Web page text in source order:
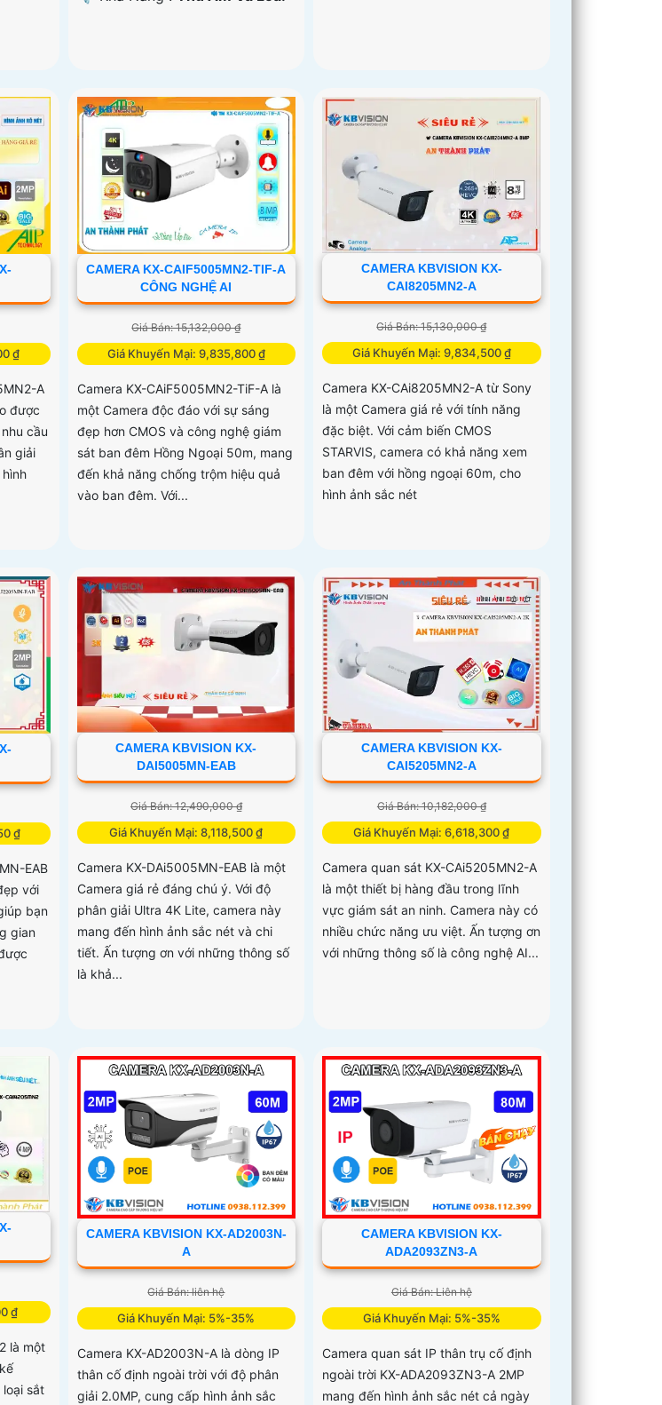
₫
A
được
cầu
giải
CAMERA KX-CAIF5005MN2-TIF-A
CÔNG NGHỆ AI
Giá Bán: 15,132,000 ₫
Giá Khuyến Mại: 9,835,800 ₫
Camera KX-CAiF5005MN2-TiF-A là
một Camera độc đáo với sự sáng
đẹp hơn CMOS và công nghệ giám
sát ban đêm Hồng Ngoại 50m, mang
đến khả năng chống trộm hiệu quả
vào ban đêm. Với...
CAMERA KBVISION KX-
CAI8205MN2-A
Giá Bán: 15,130,000 ₫
Giá Khuyến Mại: 9,834,500 ₫
Camera KX-CAi8205MN2-A từ Sony
là một Camera giá rẻ với tính năng
đặc biệt. Với cảm biến CMOS
STARVIS, camera có khả năng xem
ban đêm với hồng ngoại 60m, cho
hình ảnh sắc nét
₫
EAB
với
bạn
gian
CAMERA KBVISION KX-
DAI5005MN-EAB
Giá Bán: 12,490,000 ₫
Giá Khuyến Mại: 8,118,500 ₫
Camera KX-DAi5005MN-EAB là một
Camera giá rẻ đáng chú ý. Với độ
phân giải Ultra 4K Lite, camera này
mang đến hình ảnh sắc nét và chi
tiết. Ấn tượng ơn với những thông số
là khả...
CAMERA KBVISION KX-
CAI5205MN2-A
Giá Bán: 10,182,000 ₫
Giá Khuyến Mại: 6,618,300 ₫
Camera quan sát KX-CAi5205MN2-A
là một thiết bị hàng đầu trong lĩnh
vực giám sát an ninh. Camera này có
nhiều chức năng ưu việt. Ấn tượng ơn
với những thông số là công nghệ AI...
₫
là một
sắt
CAMERA KBVISION KX-AD2003N-
A
Giá Bán: liên hệ
Giá Khuyến Mại: 5%-35%
Camera KX-AD2003N-A là dòng IP
thân cố định ngoài trời với độ phân
giải 2.0MP, cung cấp hình ảnh sắc
CAMERA KBVISION KX-
ADA2093ZN3-A
Giá Bán: Liên hệ
Giá Khuyến Mại: 5%-35%
Camera quan sát IP thân trụ cố định
ngoài trời KX-ADA2093ZN3-A 2MP
mang đến hình ảnh sắc nét cả ngày